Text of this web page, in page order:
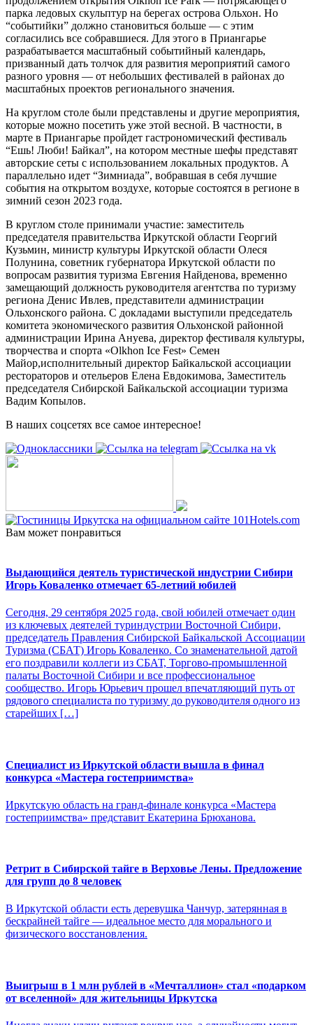
парка ледовых скульптур на берегах острова Ольхон. Но
“событийки” должно становиться больше — с этим
согласились все собравшиеся. Для этого в Приангарье
разрабатывается масштабный событийный календарь,
призванный дать толчок для развития мероприятий самого
разного уровня — от небольших фестивалей в районах до
масштабных проектов регионального значения.
На круглом столе были представлены и другие мероприятия,
которые можно посетить уже этой весной. В частности, в
марте в Приангарье пройдет гастрономический фестиваль
“Ешь! Люби! Байкал”, на котором местные шефы представят
авторские сеты с использованием локальных продуктов. А
параллельно идет “Зимниада”, вобравшая в себя лучшие
события на открытом воздухе, которые состоятся в регионе в
зимний сезон 2023 года.
В круглом столе принимали участие: заместитель
председателя правительства Иркутской области Георгий
Кузьмин, министр культуры Иркутской области Олеся
Полунина, советник губернатора Иркутской области по
вопросам развития туризма Евгения Найденова, временно
замещающий должность руководителя агентства по туризму
региона Денис Ивлев, представители администрации
Ольхонского района. С докладами выступили председатель
комитета экономического развития Ольхонской районной
администрации Ирина Ануева, директор фестиваля культуры,
творчества и спорта «Olkhon Ice Fest» Семен
Майор,исполнительный директор Байкальской ассоциации
рестораторов и отельеров Елена Евдокимова, Заместитель
председателя Сибирской Байкальской ассоциации туризма
Вадим Копылов.
В наших соцсетях все самое интересное!
Вам может понравиться
Выдающийся деятель туристической индустрии Сибири
Игорь Коваленко отмечает 65-летний юбилей
Сегодня, 29 сентября 2025 года, свой юбилей отмечает один
из ключевых деятелей туриндустрии Восточной Сибири,
председатель Правления Сибирской Байкальской Ассоциации
Туризма (СБАТ) Игорь Коваленко. Со знаменательной датой
его поздравили коллеги из СБАТ, Торгово-промышленной
палаты Восточной Сибири и все профессиональное
сообщество. Игорь Юрьевич прошел впечатляющий путь от
рядового специалиста по туризму до руководителя одного из
старейших […]
Специалист из Иркутской области вышла в финал
конкурса «Мастера гостеприимства»
Иркутскую область на гранд-финале конкурса «Мастера
гостеприимства» представит Екатерина Брюханова.
Ретрит в Сибирской тайге в Верховье Лены. Предложение
для групп до 8 человек
В Иркутской области есть деревушка Чанчур, затерянная в
бескрайней тайге — идеальное место для морального и
физического восстановления.
Выигрыш в 1 млн рублей в «Мечталлион» стал «подарком
от вселенной» для жительницы Иркутска